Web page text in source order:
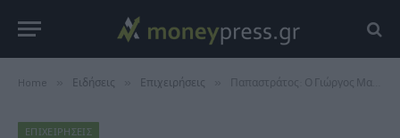
Home Ειδήσεις Επιχειρήσεις Παπαστράτος: Ο Γιώργος Μαργώνης αναλαμβάνει Αντιπρόεδρος Ευρώπης της Philip Morris International με ευθύνη τη Νοτιοανατολική Ευρώπη
ΕΠΙΧΕΙΡΉΣΕΙΣ